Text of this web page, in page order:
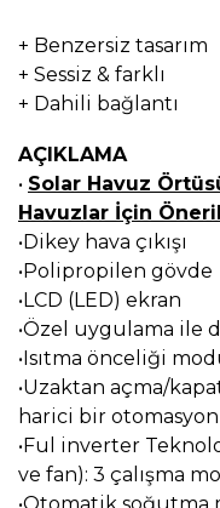
+ Benzersiz tasarım
+ Sessiz & farklı
+ Dahili bağlantı
AÇIKLAMA
• Solar Havuz
Havuzlar İçin
•Dikey hava çıkışı
•Polipropilen gövde
•LCD (LED) ekran
•Özel uygulama ile
•Isıtma önceliği
•Uzaktan açma/
harici bir otomasyon
•Ful inverter
ve fan): 3 çalışma